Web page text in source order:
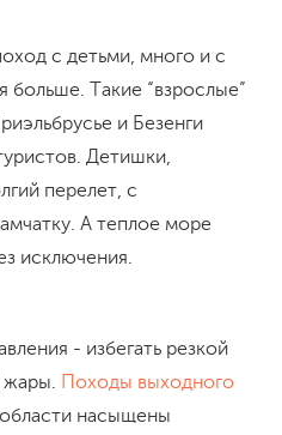
с детьми, много и с
Такие “взрослые”
и Безенги
Детишки,
перелет, с
А теплое море
исключения.
- избегать резкой
Походы выходного
насыщены